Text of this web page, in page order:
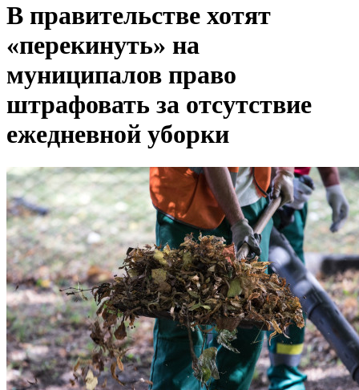
В правительстве хотят
«перекинуть» на
муниципалов право
штрафовать за отсутствие
ежедневной уборки